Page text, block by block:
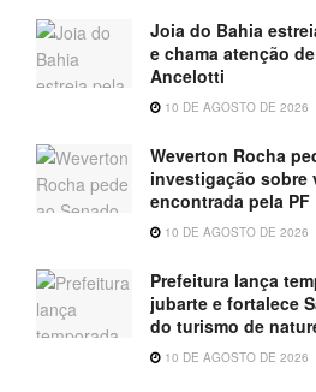
Joia do Bahia
e chama atenção
Ancelotti
10 DE AGOSTO DE 2026
Weverton Rocha
investigação sobre
encontrada pela PF
10 DE AGOSTO DE 2026
Prefeitura lança
jubarte e fortalece
do turismo de
10 DE AGOSTO DE 2026